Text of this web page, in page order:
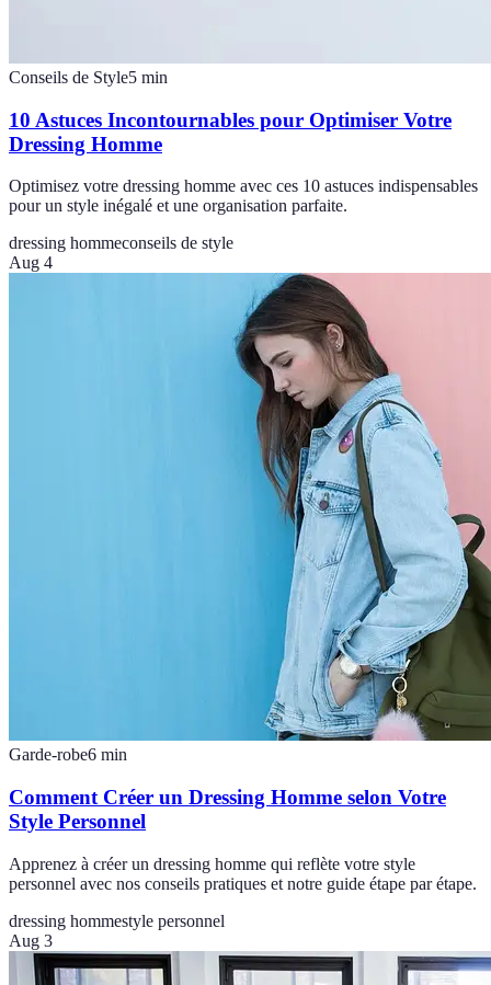
Conseils de Style5 min
10 Astuces Incontournables pour Optimiser Votre
Dressing Homme
Optimisez votre dressing homme avec ces 10 astuces indispensables
pour un style inégalé et une organisation parfaite.
dressing hommeconseils de style
Aug 4
Garde-robe6 min
Comment Créer un Dressing Homme selon Votre
Style Personnel
Apprenez à créer un dressing homme qui reflète votre style
personnel avec nos conseils pratiques et notre guide étape par étape.
dressing hommestyle personnel
Aug 3